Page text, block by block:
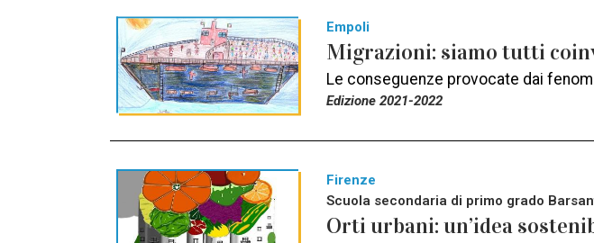
Empoli
Migrazioni: siamo tutti
Le conseguenze provocate dai
Edizione 2021-2022
Firenze
Scuola secondaria di primo grado
Orti urbani: un’idea